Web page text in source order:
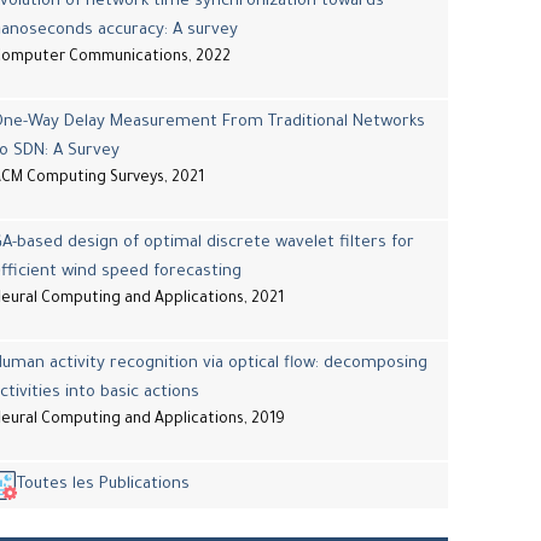
accuracy: A survey
Communications, 2022
Way Delay Measurement From Traditional Networks
SDN: A Survey
Computing Surveys, 2021
based design of optimal discrete wavelet filters for
wind speed forecasting
Computing and Applications, 2021
activity recognition via optical flow: decomposing
into basic actions
Computing and Applications, 2019
Toutes les Publications